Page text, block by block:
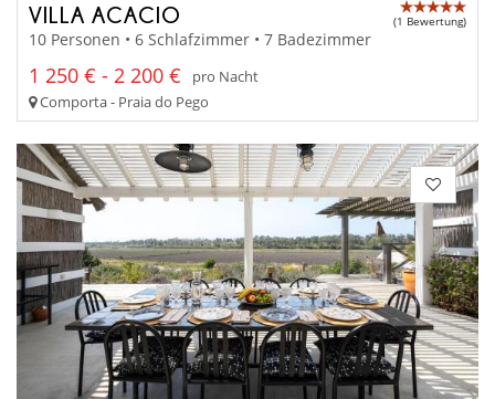
VILLA ACACIO (1 Bewertung)
10 Personen • 6 Schlafzimmer • 7 Badezimmer
1 250 € - 2 200 €
pro Nacht
Comporta - Praia do Pego